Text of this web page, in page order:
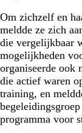
Om zichzelf en
meldde ze zich
die vergelijkbaar
mogelijkheden
organiseerde ook
die actief waren
training, en
programma voor